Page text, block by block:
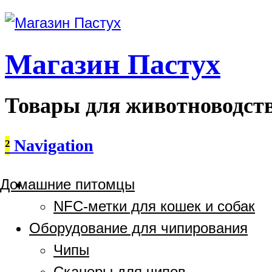
Магазин Пастух
Товары для
² Navigation
Домашние питомцы
NFC-метки для кошек и собак
Оборудование для чипирования
Чипы